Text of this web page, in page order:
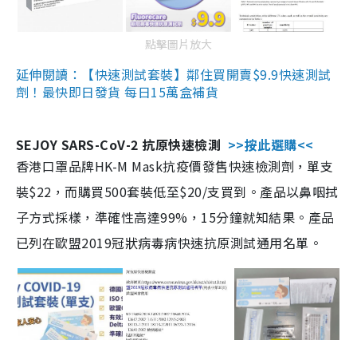
點擊圖片放大
延伸閱讀：【快速測試套裝】鄰住買開賣$9.9快速測試
劑！最快即日發貨 每日15萬盒補貨
SEJOY SARS-CoV-2 抗原快速檢測 >>按此選購<<
香港口罩品牌HK-M Mask抗疫價發售快速檢測劑，單支
裝$22，而購買500套裝低至$20/支買到。產品以鼻咽拭
子方式採樣，準確性高達99%，15分鐘就知結果。產品
已列在歐盟2019冠狀病毒病快速抗原測試通用名單。